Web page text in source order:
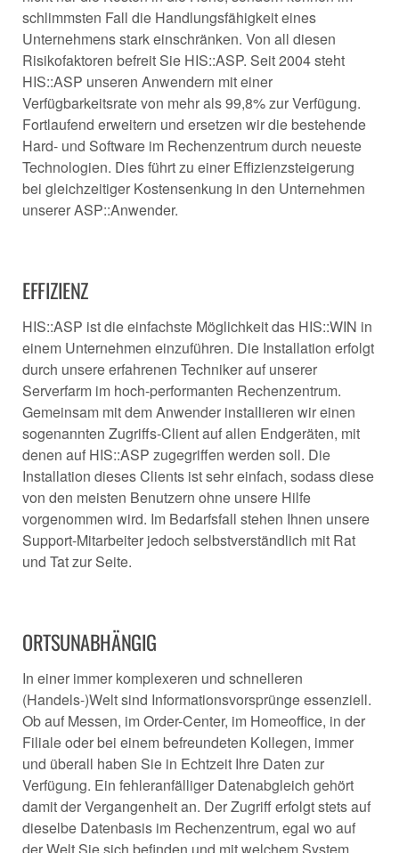
schlimmsten Fall die Handlungsfähigkeit eines
Unternehmens stark einschränken. Von all diesen
Risikofaktoren befreit Sie HIS::ASP. Seit 2004 steht
HIS::ASP unseren Anwendern mit einer
Verfügbarkeitsrate von mehr als 99,8% zur Verfügung.
Fortlaufend erweitern und ersetzen wir die bestehende
Hard- und Software im Rechenzentrum durch neueste
Technologien. Dies führt zu einer Effizienzsteigerung
bei gleichzeitiger Kostensenkung in den Unternehmen
unserer ASP::Anwender.
EFFIZIENZ
HIS::ASP ist die einfachste Möglichkeit das HIS::WIN in
einem Unternehmen einzuführen. Die Installation erfolgt
durch unsere erfahrenen Techniker auf unserer
Serverfarm im hoch-performanten Rechenzentrum.
Gemeinsam mit dem Anwender installieren wir einen
sogenannten Zugriffs-Client auf allen Endgeräten, mit
denen auf HIS::ASP zugegriffen werden soll. Die
Installation dieses Clients ist sehr einfach, sodass diese
von den meisten Benutzern ohne unsere Hilfe
vorgenommen wird. Im Bedarfsfall stehen Ihnen unsere
Support-Mitarbeiter jedoch selbstverständlich mit Rat
und Tat zur Seite.
ORTSUNABHÄNGIG
In einer immer komplexeren und schnelleren
(Handels-)Welt sind Informationsvorsprünge essenziell.
Ob auf Messen, im Order-Center, im Homeoffice, in der
Filiale oder bei einem befreundeten Kollegen, immer
und überall haben Sie in Echtzeit Ihre Daten zur
Verfügung. Ein fehleranfälliger Datenabgleich gehört
damit der Vergangenheit an. Der Zugriff erfolgt stets auf
dieselbe Datenbasis im Rechenzentrum, egal wo auf